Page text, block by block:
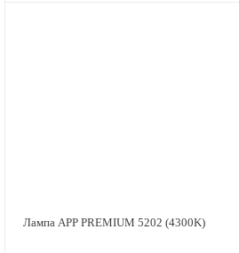
Лампа APP PREMIUM 5202 (4300K)